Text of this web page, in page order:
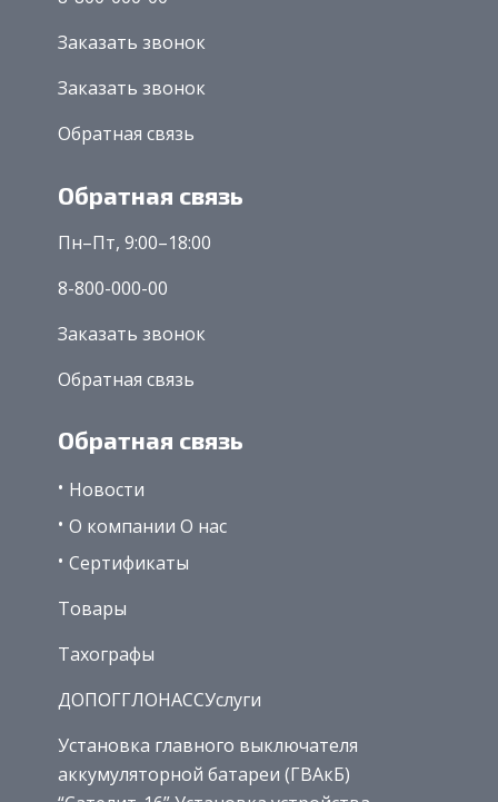
Заказать звонок
Заказать звонок
Обратная связь
Обратная связь
Пн–Пт, 9:00–18:00
8-800-000-00
Заказать звонок
Обратная связь
Обратная связь
Новости
О компании О нас
Сертификаты
Товары
Тахографы
ДОПОГГЛОНАССУслуги
Установка главного выключателя
аккумуляторной батареи (ГВАкБ)